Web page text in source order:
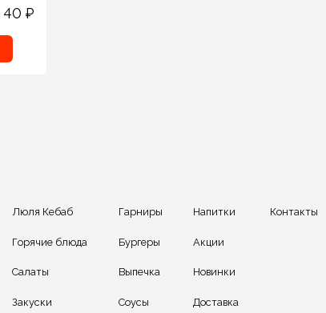
40 ₽
Люля Кебаб
Горячие блюда
Салаты
Закуски
Гарниры
Бургеры
Выпечка
Соусы
Напитки
Акции
Новинки
Доставка
Контакты